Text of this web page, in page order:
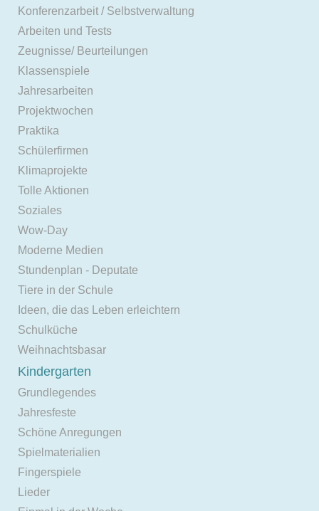
Konferenzarbeit / Selbstverwaltung
Arbeiten und Tests
Zeugnisse/ Beurteilungen
Klassenspiele
Jahresarbeiten
Projektwochen
Praktika
Schülerfirmen
Klimaprojekte
Tolle Aktionen
Soziales
Wow-Day
Moderne Medien
Stundenplan - Deputate
Tiere in der Schule
Ideen, die das Leben erleichtern
Schulküche
Weihnachtsbasar
Kindergarten
Grundlegendes
Jahresfeste
Schöne Anregungen
Spielmaterialien
Fingerspiele
Lieder